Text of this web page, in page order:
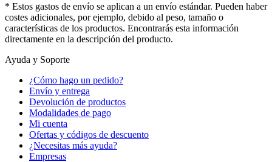
* Estos gastos de envío se aplican a un envío estándar. Pueden haber
costes adicionales, por ejemplo, debido al peso, tamaño o
características de los productos. Encontrarás esta información
directamente en la descripción del producto.
Ayuda y Soporte
¿Cómo hago un pedido?
Envío y entrega
Devolución de productos
Modalidades de pago
Mi cuenta
Ofertas y códigos de descuento
¿Necesitas más ayuda?
Empresas